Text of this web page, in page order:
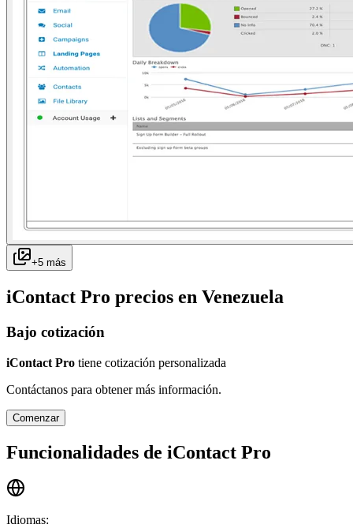
+5 más
iContact Pro precios en Venezuela
Bajo cotización
iContact Pro tiene cotización personalizada
Contáctanos para obtener más información.
Comenzar
Funcionalidades de iContact Pro
Idiomas: